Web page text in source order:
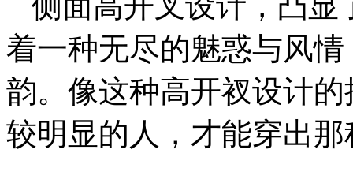
着一种无尽的魅惑与风
韵。像这种高开衩设计
较明显的人，才能穿出